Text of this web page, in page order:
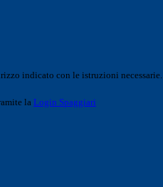
indicato con le istruzioni necessarie.
la Login Spaggiari